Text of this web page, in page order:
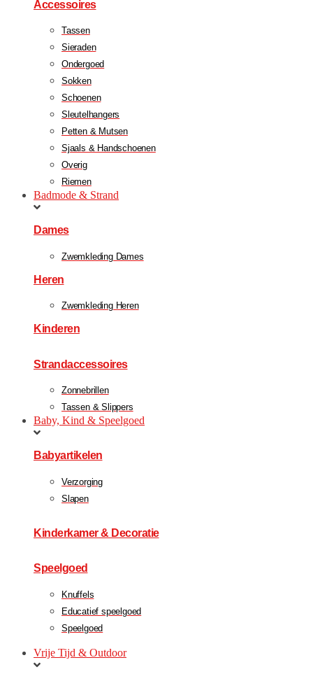
Accessoires
Tassen
Sieraden
Ondergoed
Sokken
Schoenen
Sleutelhangers
Petten & Mutsen
Sjaals & Handschoenen
Overig
Riemen
Badmode & Strand
Dames
Zwemkleding Dames
Heren
Zwemkleding Heren
Kinderen
Strandaccessoires
Zonnebrillen
Tassen & Slippers
Baby, Kind & Speelgoed
Babyartikelen
Verzorging
Slapen
Kinderkamer & Decoratie
Speelgoed
Knuffels
Educatief speelgoed
Speelgoed
Vrije Tijd & Outdoor